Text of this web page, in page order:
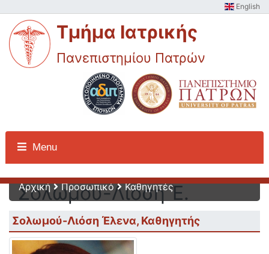
English
Τμήμα Ιατρικής
Πανεπιστημίου Πατρών
Menu
Προσωπικό -
Σολωμού-Λιόση Έ.
Αρχική Προσωπικό Καθηγητές
Σολωμού-Λιόση Έλενα, Καθηγητής